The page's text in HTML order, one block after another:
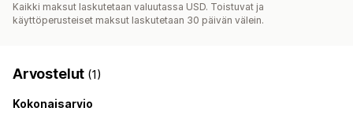
Kaikki maksut laskutetaan valuutassa USD. Toistuvat ja
käyttöperusteiset maksut laskutetaan 30 päivän välein.
Arvostelut (1)
Kokonaisarvio